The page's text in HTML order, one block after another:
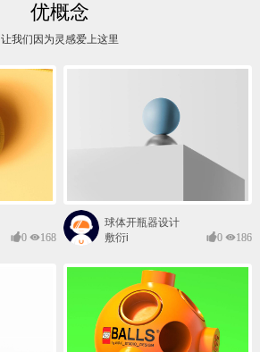
优概念
让我们因为灵感爱上这里
0 168
球体开瓶器设计
敷衍i
0 186